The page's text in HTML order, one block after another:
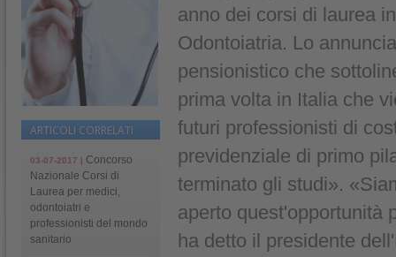
ARTICOLI CORRELATI
03-07-2017 | Concorso
Nazionale Corsi di
Laurea per medici,
odontoiatri e
professionisti del mondo
sanitario
anno dei corsi di laurea
Odontoiatria. Lo
pensionistico che
prima volta in Italia che
futuri professionisti di
previdenziale di primo
terminato gli studi».
aperto quest'opportunità
ha detto il presidente